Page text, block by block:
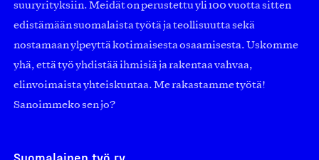
suuryrityksiin. Meidät on perustettu yli 100 vuotta sitten
edistämään suomalaista työtä ja teollisuutta sekä
nostamaan ylpeyttä kotimaisesta osaamisesta. Uskomme
yhä, että työ yhdistää ihmisiä ja rakentaa vahvaa,
elinvoimaista yhteiskuntaa. Me rakastamme työtä!
Sanoimmeko sen jo?
Suomalainen työ ry